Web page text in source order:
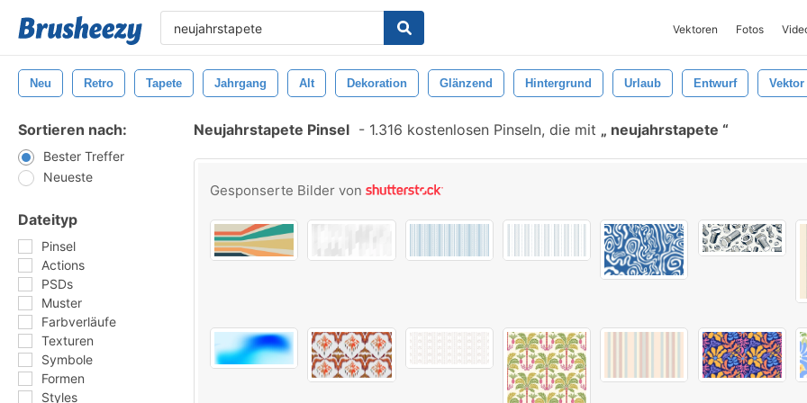
Vektoren Fotos
Neu Retro Tapete Jahrgang Alt Dekoration Glänzend Hintergrund Urlaub Entwurf Vektor
Sortieren nach:
Bester Treffer
Neueste
Dateityp
Pinsel
Actions
PSDs
Muster
Farbverläufe
Texturen
Symbole
Formen
Styles
Neujahrstapete Pinsel - 1.316 kostenlosen Pinseln, die mit neujahrstapete
Gesponserte Bilder von